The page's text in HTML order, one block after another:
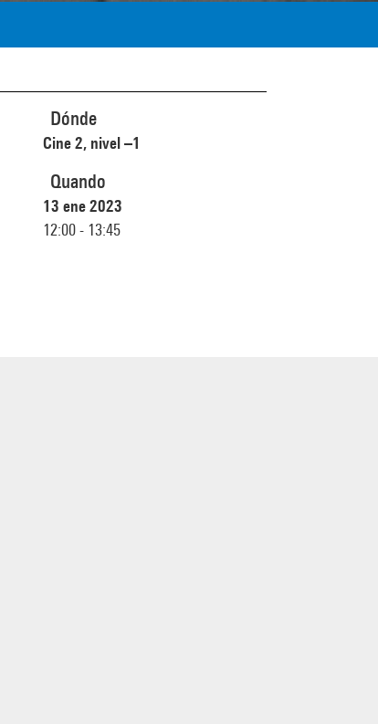
Dónde
Cine 2, nivel –1
Quando
13 ene 2023
12:00 - 13:45